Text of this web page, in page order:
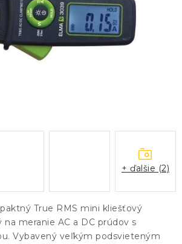
True RMS mini kliešťový
meranie AC a DC prúdov s
Vybavený veľkým podsvieteným
+ ďalšie (2)